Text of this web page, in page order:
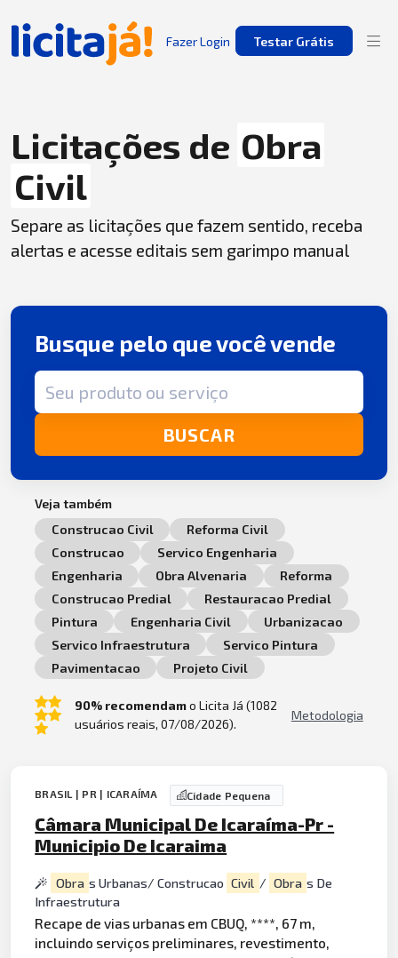
Fazer Login Testar Grátis
Licitações de Obra
Civil
Separe as licitações que fazem sentido, receba
alertas e acesse editais sem garimpo manual
Busque pelo que você vende
Termo de busca
BUSCAR
Veja também
Construcao Civil
Reforma Civil
Construcao
Servico Engenharia
Engenharia
Obra Alvenaria
Reforma
Construcao Predial
Restauracao Predial
Pintura
Engenharia Civil
Urbanizacao
Servico Infraestrutura
Servico Pintura
Pavimentacao
Projeto Civil
90% recomendamo Licita Já (1082
usuários reais, 07/08/2026).
Metodologia
BRASIL | PR | ICARAÍMA Cidade Pequena
Câmara Municipal De Icaraíma-Pr -
Municipio De Icaraima
Obra s Urbanas/ Construcao Civil / Obra s De
Infraestrutura
Recape de vias urbanas em CBUQ, ****, 67 m,
incluindo serviços preliminares, revestimento,